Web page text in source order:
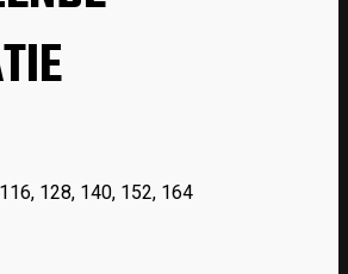
116, 128, 140, 152, 164